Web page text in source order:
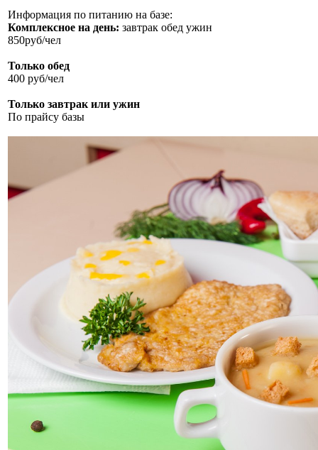
Информация по питанию на базе:
Комплексное на день: завтрак обед ужин
850руб/чел
Только обед
400 руб/чел
Только завтрак или ужин
По прайсу базы